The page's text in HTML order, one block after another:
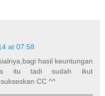
at 07:58
hasil keuntungan
itu tadi sudah ikut
CC ^^